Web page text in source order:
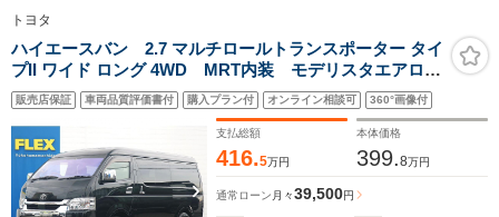
トヨタ
ハイエースバン 2.7 マルチロールトランスポーター タイ
プII ワイド ロング 4WD MRT内装 モデリスタエアロ
ベッドキット フローリング施工 エンジンフードカバ
ー フロアマット 17インチアルミ ナスカータイヤ
オーバーフェンダー デジタルインナーミラー パノラ
ミックビューモニター
販売店保証 車両品質評価書付 購入プラン付 オンライン相談可 360°画像付
支払総額
416.5万円
本体価格
399.8万円
通常ローン 月々39,500円